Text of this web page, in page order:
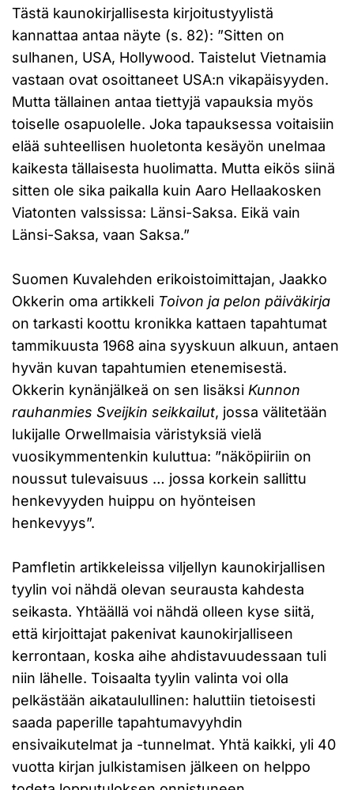
Tästä kaunokirjallisesta kirjoitustyylistä
kannattaa antaa näyte (s. 82): ”Sitten on
sulhanen, USA, Hollywood. Taistelut Vietnamia
vastaan ovat osoittaneet USA:n vikapäisyyden.
Mutta tällainen antaa tiettyjä vapauksia myös
toiselle osapuolelle. Joka tapauksessa voitaisiin
elää suhteellisen huoletonta kesäyön unelmaa
kaikesta tällaisesta huolimatta. Mutta eikös siinä
sitten ole sika paikalla kuin Aaro Hellaakosken
Viatonten valssissa: Länsi-Saksa. Eikä vain
Länsi-Saksa, vaan Saksa.”
Suomen Kuvalehden erikoistoimittajan, Jaakko
Okkerin oma artikkeli Toivon ja pelon päiväkirja
on tarkasti koottu kronikka kattaen tapahtumat
tammikuusta 1968 aina syyskuun alkuun, antaen
hyvän kuvan tapahtumien etenemisestä.
Okkerin kynänjälkeä on sen lisäksi Kunnon
rauhanmies Sveijkin seikkailut, jossa välitetään
lukijalle Orwellmaisia väristyksiä vielä
vuosikymmentenkin kuluttua: ”näköpiiriin on
noussut tulevaisuus … jossa korkein sallittu
henkevyyden huippu on hyönteisen
henkevyys”.
Pamfletin artikkeleissa viljellyn kaunokirjallisen
tyylin voi nähdä olevan seurausta kahdesta
seikasta. Yhtäällä voi nähdä olleen kyse siitä,
että kirjoittajat pakenivat kaunokirjalliseen
kerrontaan, koska aihe ahdistavuudessaan tuli
niin lähelle. Toisaalta tyylin valinta voi olla
pelkästään aikataulullinen: haluttiin tietoisesti
saada paperille tapahtumavyyhdin
ensivaikutelmat ja -tunnelmat. Yhtä kaikki, yli 40
vuotta kirjan julkistamisen jälkeen on helppo